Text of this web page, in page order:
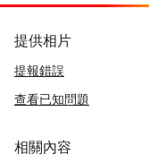
提供相片
提報錯誤
查看已知問題
相關內容